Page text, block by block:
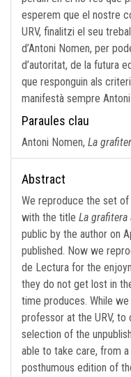
esperem que el nostre
URV, finalitzi el seu
d’Antoni Nomen, per
d’autoritat, de la futura
que responguin als
manifestà sempre
Paraules clau
Antoni Nomen, La
Abstract
We reproduce the set
with the title La grafitera
public by the author on
published. Now we
de Lectura for the
they do not get lost in
time produces. While
professor at the URV,
selection of the
able to take care, from
posthumous edition of